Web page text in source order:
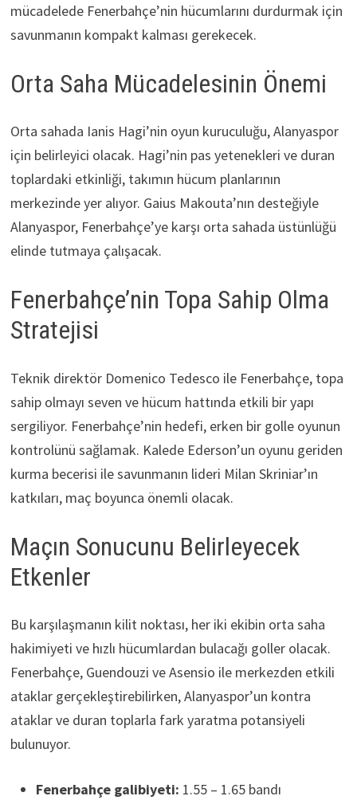
mücadelede Fenerbahçe’nin hücumlarını durdurmak için
savunmanın kompakt kalması gerekecek.
Orta Saha Mücadelesinin Önemi
Orta sahada Ianis Hagi’nin oyun kuruculuğu, Alanyaspor
için belirleyici olacak. Hagi’nin pas yetenekleri ve duran
toplardaki etkinliği, takımın hücum planlarının
merkezinde yer alıyor. Gaius Makouta’nın desteğiyle
Alanyaspor, Fenerbahçe’ye karşı orta sahada üstünlüğü
elinde tutmaya çalışacak.
Fenerbahçe’nin Topa Sahip Olma
Stratejisi
Teknik direktör Domenico Tedesco ile Fenerbahçe, topa
sahip olmayı seven ve hücum hattında etkili bir yapı
sergiliyor. Fenerbahçe’nin hedefi, erken bir golle oyunun
kontrolünü sağlamak. Kalede Ederson’un oyunu geriden
kurma becerisi ile savunmanın lideri Milan Skriniar’ın
katkıları, maç boyunca önemli olacak.
Maçın Sonucunu Belirleyecek
Etkenler
Bu karşılaşmanın kilit noktası, her iki ekibin orta saha
hakimiyeti ve hızlı hücumlardan bulacağı goller olacak.
Fenerbahçe, Guendouzi ve Asensio ile merkezden etkili
ataklar gerçekleştirebilirken, Alanyaspor’un kontra
ataklar ve duran toplarla fark yaratma potansiyeli
bulunuyor.
Fenerbahçe galibiyeti: 1.55 – 1.65 bandı